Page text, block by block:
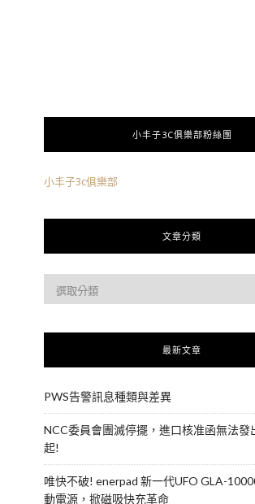
小丰子3C俱樂部粉絲團
小丰子3c俱樂部
文章分類
最新文章
PWS告警訊息種類與差異
NCC委員會團滅停擺，進口核准函無法發
起!
唯快不破! enerpad 新一代UFO GLA-
動電源，掀磁吸快充革命